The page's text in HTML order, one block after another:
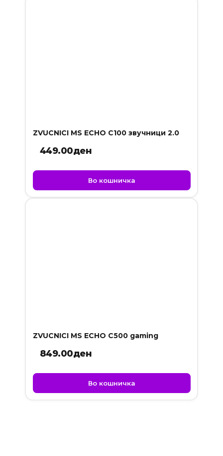
ZVUCNICI MS ECHO C100 звучници 2.0
449.00ден
Во кошничка
ZVUCNICI MS ECHO C500 gaming
849.00ден
Во кошничка